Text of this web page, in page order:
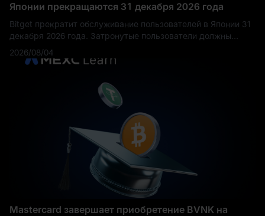
Японии прекращаются 31 декабря 2026 года
Bitget прекратит обслуживание пользователей в Японии 31
декабря 2026 года. Затронутые пользователи должны
закрыть открытые позиции и вывести активы до указанного
срока.
2026/08/04
Mastercard завершает приобретение BVNK на